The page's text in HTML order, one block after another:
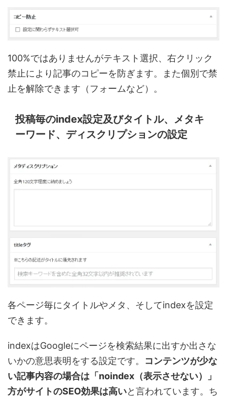
100%ではありませんがテキスト選択、右クリック
禁止により記事のコピーを防ぎます。また個別で禁
止を解除できます（フォームなど）。
投稿毎のindex設定及びタイトル、メタキ
ーワード、ディスクリプションの設定
各ページ毎にタイトルやメタ、そしてindexを設定
できます。
indexはGoogleにページを検索結果に出すか出さな
いかの意思表明をする設定です。 コンテンツが少な
い記事内容の場合は「noindex（表示させない）」
方がサイトのSEO効果は高いと言われています。ち